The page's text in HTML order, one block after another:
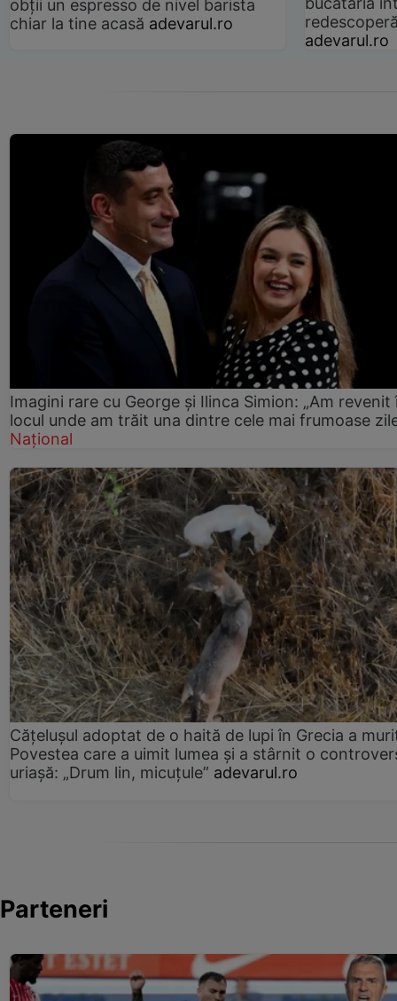
obții un espresso de nivel barista
chiar la tine acasă adevarul.ro
adevarul.ro
Imagini rare cu George și Ilinca Simion: „Am revenit
locul unde am trăit una dintre cele mai frumoase
Național
Cățelușul adoptat de o haită de lupi în Grecia a
Povestea care a uimit lumea și a stârnit o
uriașă: „Drum lin, micuțule” adevarul.ro
Parteneri